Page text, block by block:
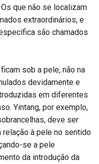
que não se localizam
extraordinários, e
são chamados
sob a pele, não na
devidamente e
em diferentes
Yintang, por exemplo,
deve ser
relação à pele no sentido
se a pele
da introdução da